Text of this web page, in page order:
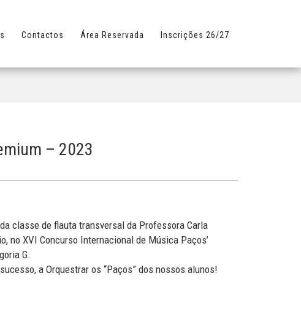
Contactos Área Reservada Inscrições 26/27
– 2023
classe de flauta transversal da Professora Carla
no XVI Concurso Internacional de Música Paços’
G.
a Orquestrar os “Paços” dos nossos alunos!